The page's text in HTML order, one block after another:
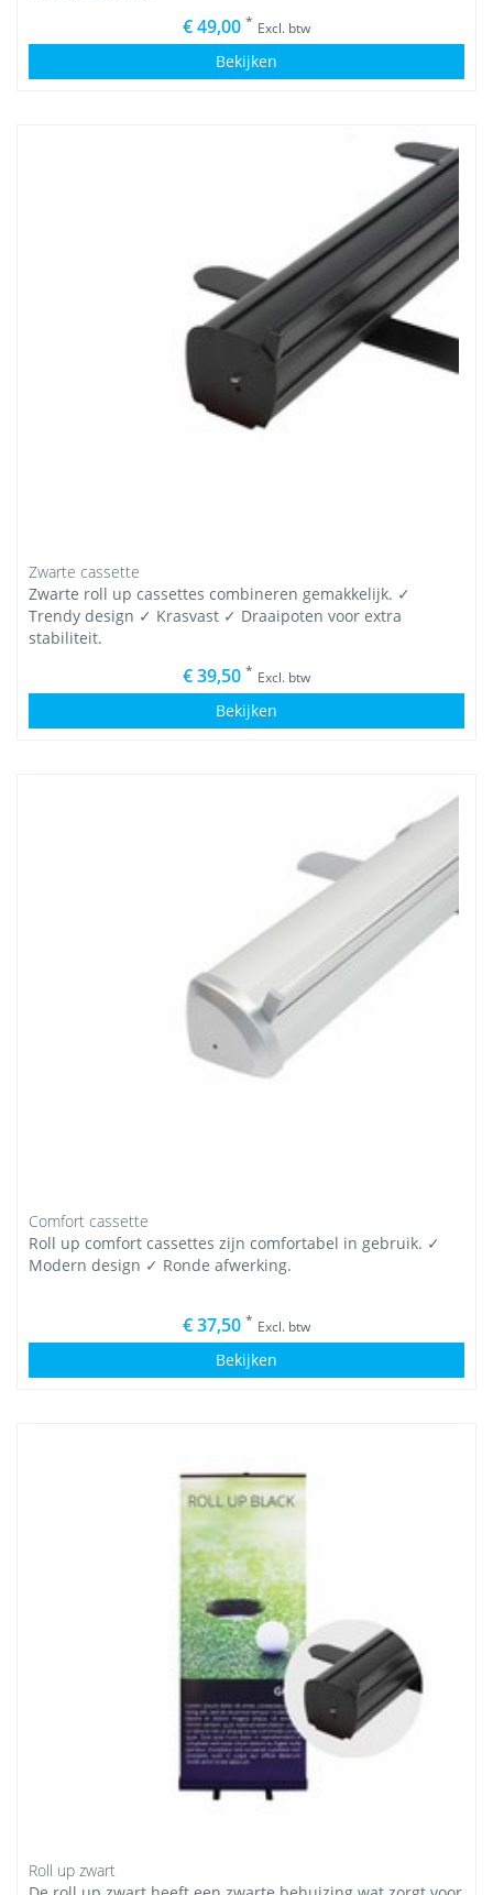
€ 49,00 * Excl. btw
Bekijken
Zwarte cassette
Zwarte roll up cassettes combineren gemakkelijk. ✓
Trendy design ✓ Krasvast ✓ Draaipoten voor extra
stabiliteit.
€ 39,50 * Excl. btw
Bekijken
Comfort cassette
Roll up comfort cassettes zijn comfortabel in gebruik. ✓
Modern design ✓ Ronde afwerking.
€ 37,50 * Excl. btw
Bekijken
Roll up zwart